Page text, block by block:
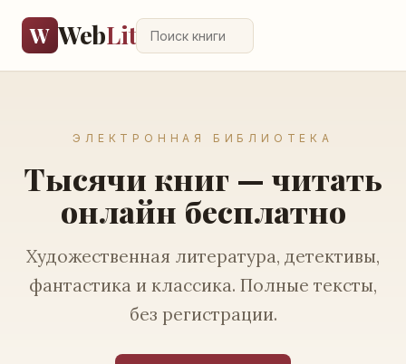
W WebLit
ЭЛЕКТРОННАЯ БИБЛИОТЕКА
Тысячи книг — читать
онлайн бесплатно
Художественная литература, детективы,
фантастика и классика. Полные тексты,
без регистрации.